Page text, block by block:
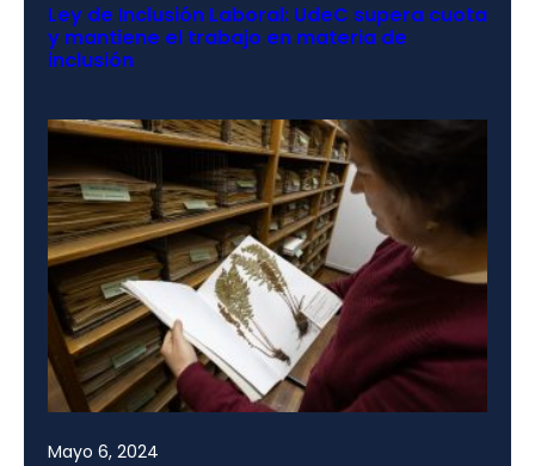
Ley de Inclusión Laboral: UdeC supera cuota
y mantiene el trabajo en materia de
inclusión
Mayo 6, 2024